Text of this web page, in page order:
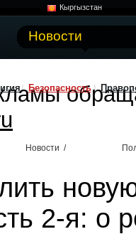
Кыргызстан
Новости
Безопасность
Новости /
2-я: о